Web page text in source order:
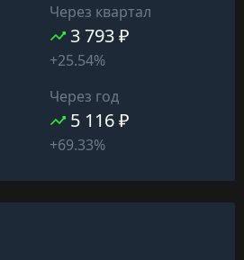
Через квартал
3 793 ₽
+25.54%
Через год
5 116 ₽
+69.33%